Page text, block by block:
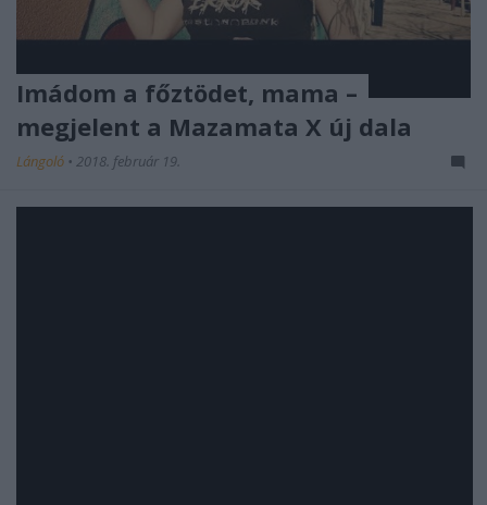
Imádom a főztödet, mama –
megjelent a Mazamata X új dala
Lángoló • 2018. február 19.